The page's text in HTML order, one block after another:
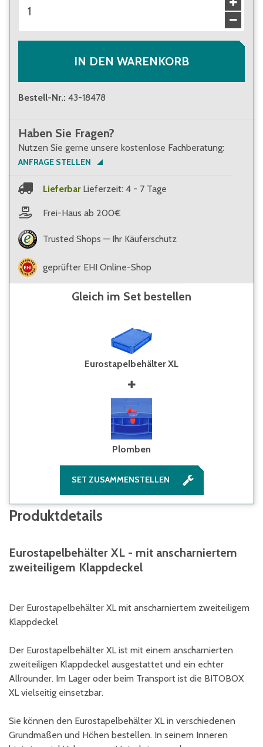
ab 60 Stück
39,20 €
IN DEN WARENKORB
Bestell-Nr.: 43-18478
Haben Sie Fragen?
Nutzen Sie gerne unsere kostenlose Fachberatung:
ANFRAGE STELLEN
Lieferbar Lieferzeit: 4 - 7 Tage
Frei-Haus ab 200€
Trusted Shops — Ihr Käuferschutz
geprüfter EHI Online-Shop
Gleich im Set bestellen
Eurostapelbehälter XL
Plomben
SET ZUSAMMENSTELLEN
Produktdetails
Eurostapelbehälter XL - mit anscharniertem
zweiteiligem Klappdeckel
Der Eurostapelbehälter XL mit anscharniertem zweiteiligem
Klappdeckel
Der Eurostapelbehälter XL ist mit einem anscharnierten
zweiteiligen Klappdeckel ausgestattet und ein echter
Allrounder. Im Lager oder beim Transport ist die BITOBOX
XL vielseitig einsetzbar.
Sie können den Eurostapelbehälter XL in verschiedenen
Grundmaßen und Höhen bestellen. In seinem Inneren